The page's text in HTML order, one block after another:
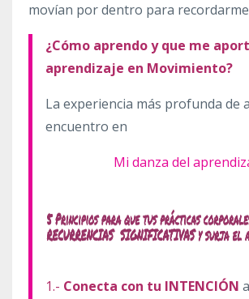
movían por dentro para recordarme
¿Cómo aprendo y que me
aprendizaje en Movimiento?
La experiencia más profunda de
encuentro en
Mi danza del
1.- Conecta con tu INTENCIÓN